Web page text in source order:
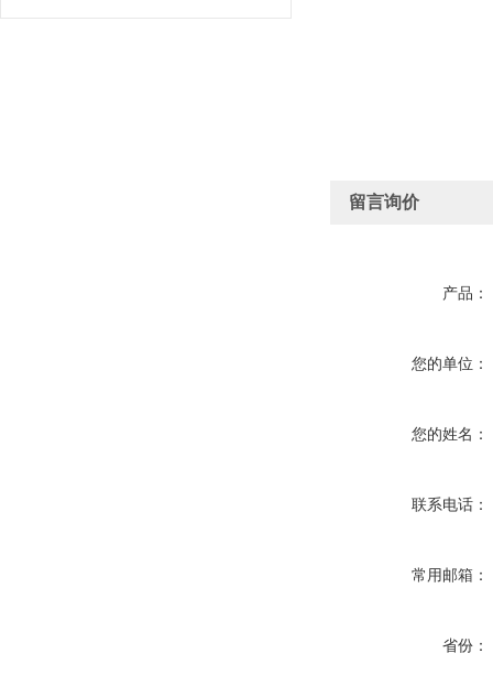
留言询价
产品：
您的单位：
您的姓名：
联系电话：
常用邮箱：
省份：